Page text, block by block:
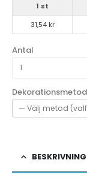
1 st
31,54 kr
Antal
Dekorationsmetod
BESKRIVNING